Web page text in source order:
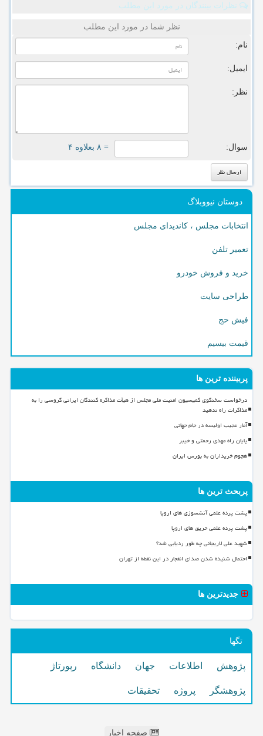
نظرات بینندگان در مورد این مطلب
نظر شما در مورد این مطلب
نام:
ایمیل:
نظر:
سوال: = ۸ بعلاوه ۴
دوستان نیووبلاگ
انتخابات مجلس ، کاندیدای مجلس
تعمیر تلفن
خرید و فروش خودرو
طراحی سایت
فیش حج
قیمت بیسیم
پربیننده ترین ها
درخواست سخنگوی کمیسیون امنیت ملی مجلس از هیأت مذاکره کنندگان ایرانی گروسی را به
مذاکرات راه ندهید
آمار عجیب اولیسه در جام جهانی
پایان راه مهدی رحمتی و خیبر
هجوم خریداران به بورس ایران
پربحث ترین ها
پشت پرده علمی آتشسوزی های اروپا
پشت پرده علمی حریق های اروپا
شهید علی لاریجانی چه طور ردیابی شد؟
احتمال شنیده شدن صدای انفجار در این نقطه از تهران
جدیدترین ها
تگها
پژوهش اطلاعات جهان دانشگاه رپورتاژ
پژوهشگر پروژه تحقیقات
صفحه اخبار